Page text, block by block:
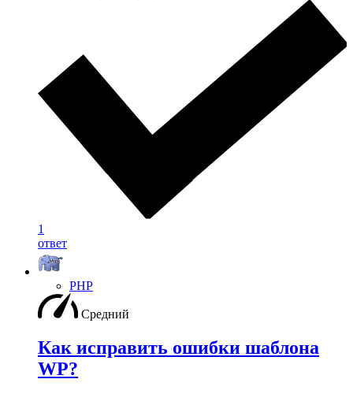
1
ответ
PHP
Средний
Как исправить ошибки шаблона
WP?